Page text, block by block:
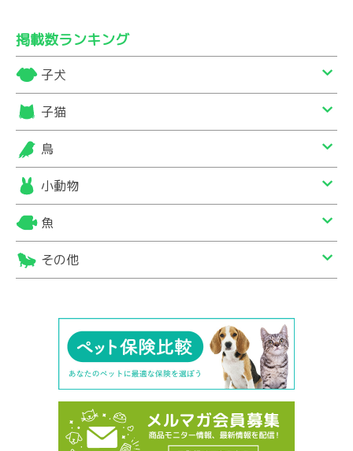
掲載数ランキング
子犬
子猫
鳥
小動物
魚
その他